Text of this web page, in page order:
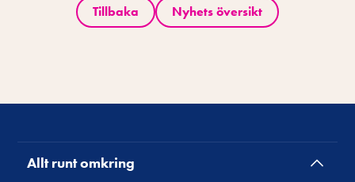
Tillbaka Nyhets översikt
Allt runt omkring